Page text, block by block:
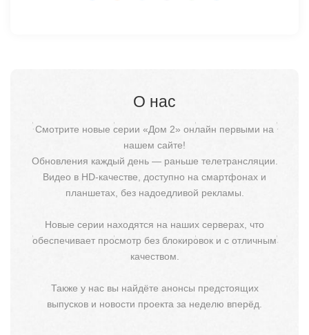
О нас
Смотрите новые серии «Дом 2» онлайн первыми на
нашем сайте!
Обновления каждый день — раньше телетрансляции.
Видео в HD-качестве, доступно на смартфонах и
планшетах, без надоедливой рекламы.
Новые серии находятся на наших серверах, что
обеспечивает просмотр без блокировок и с отличным
качеством.
Также у нас вы найдёте анонсы предстоящих
выпусков и новости проекта за неделю вперёд.